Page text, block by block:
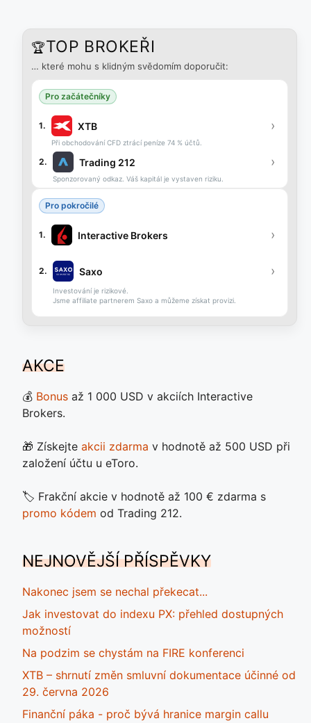
🏆TOP BROKEŘI
… které mohu s klidným svědomím doporučit:
Pro začátečníky
1. XTB ›
Při obchodování CFD ztrácí peníze 74 % účtů.
2. Trading 212 ›
Sponzorovaný odkaz. Váš kapitál je vystaven riziku.
Pro pokročilé
1. Interactive Brokers ›
2. Saxo ›
Investování je rizikové.
Jsme affiliate partnerem Saxo a můžeme získat provizi.
AKCE
💰 Bonus až 1 000 USD v akciích Interactive
Brokers.
🎁 Získejte akcii zdarma v hodnotě až 500 USD při
založení účtu u eToro.
🏷️ Frakční akcie v hodnotě až 100 € zdarma s
promo kódem od Trading 212.
NEJNOVĚJŠÍ PŘÍSPĚVKY
Nakonec jsem se nechal překecat...
Jak investovat do indexu PX: přehled dostupných
možností
Na podzim se chystám na FIRE konferenci
XTB – shrnutí změn smluvní dokumentace účinné od
29. června 2026
Finanční páka - proč bývá hranice margin callu